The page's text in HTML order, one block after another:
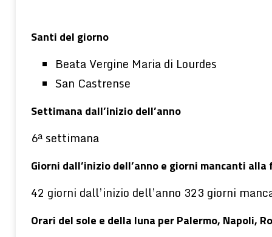
Santi del giorno
Beata Vergine Maria di Lourdes
San Castrense
Settimana dall’inizio dell’anno
6ª settimana
Giorni dall’inizio dell’anno e giorni mancanti alla
42 giorni dall’inizio dell’anno 323 giorni
Orari del sole e della luna per Palermo, Napoli,